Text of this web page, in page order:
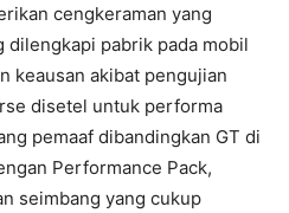
cengkeraman yang
pabrik pada mobil
keausan akibat pengujian
disetel untuk performa
pemaaf dibandingkan GT di
Performance Pack,
seimbang yang cukup